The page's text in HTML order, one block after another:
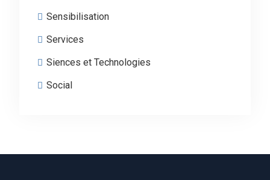
Sensibilisation
Services
Siences et Technologies
Social